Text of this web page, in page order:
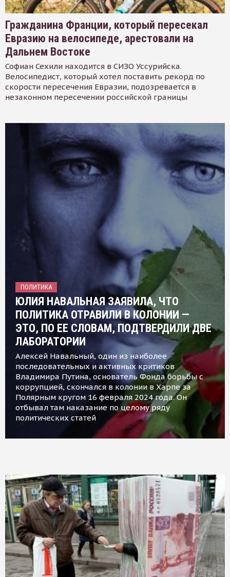
Гражданина Франции, который пересекал
Евразию на велосипеде, арестовали на
Дальнем Востоке
Софиан Сехили находится в СИЗО Уссурийска.
Велосипедист, который хотел поставить рекорд по
скорости пересечения Евразии, подозревается в
незаконном пересечении российской границы
ПОЛИТИКА
ЮЛИЯ НАВАЛЬНАЯ ЗАЯВИЛА, ЧТО
ПОЛИТИКА ОТРАВИЛИ В КОЛОНИИ —
ЭТО, ПО ЕЕ СЛОВАМ, ПОДТВЕРДИЛИ ДВЕ
ЛАБОРАТОРИИ
Алексей Навальный, один из наиболее
последовательных и активных критиков
Владимира Путина, основатель Фонда борьбы с
коррупцией, скончался в колонии в Харпе за
Полярным кругом 16 февраля 2024 года. Он
отбывал там наказание по целому ряду
политических статей